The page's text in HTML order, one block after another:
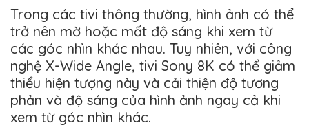
Trong các tivi thông thường, hình ảnh có thể
trở nên mờ hoặc mất độ sáng khi xem từ
các góc nhìn khác nhau. Tuy nhiên, với công
nghệ X-Wide Angle, tivi Sony 8K có thể giảm
thiểu hiện tượng này và cải thiện độ tương
phản và độ sáng của hình ảnh ngay cả khi
xem từ góc nhìn khác.